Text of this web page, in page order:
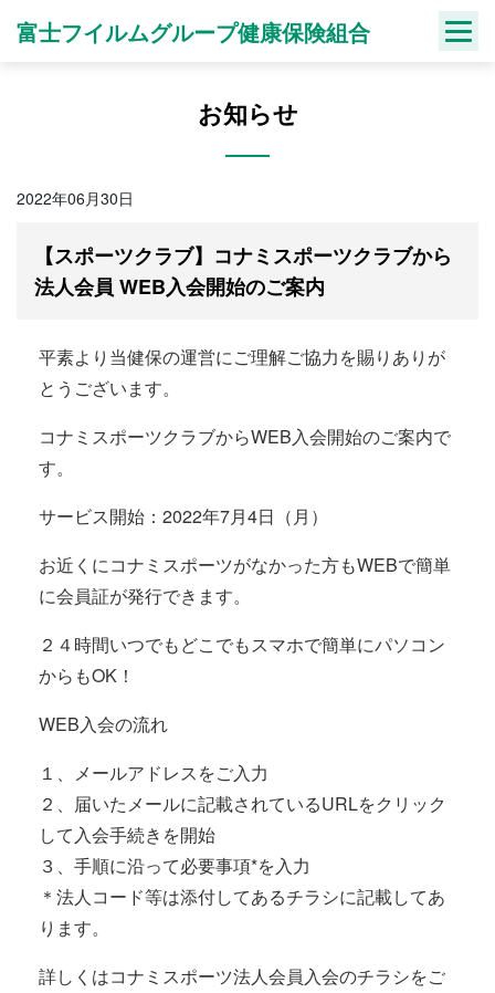
富士フイルムグループ健康保険組合
お知らせ
2022年06月30日
【スポーツクラブ】コナミスポーツクラブから
法人会員 WEB入会開始のご案内
平素より当健保の運営にご理解ご協力を賜りありが
とうございます。
コナミスポーツクラブからWEB入会開始のご案内で
す。
サービス開始：2022年7月4日（月）
お近くにコナミスポーツがなかった方もWEBで簡単
に会員証が発行できます。
２４時間いつでもどこでもスマホで簡単にパソコン
からもOK！
WEB入会の流れ
１、メールアドレスをご入力
２、届いたメールに記載されているURLをクリック
して入会手続きを開始
３、手順に沿って必要事項*を入力
＊法人コード等は添付してあるチラシに記載してあ
ります。
詳しくはコナミスポーツ法人会員入会のチラシをご